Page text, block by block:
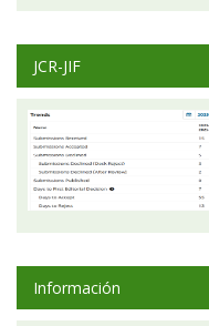
JCR-JIF
Información